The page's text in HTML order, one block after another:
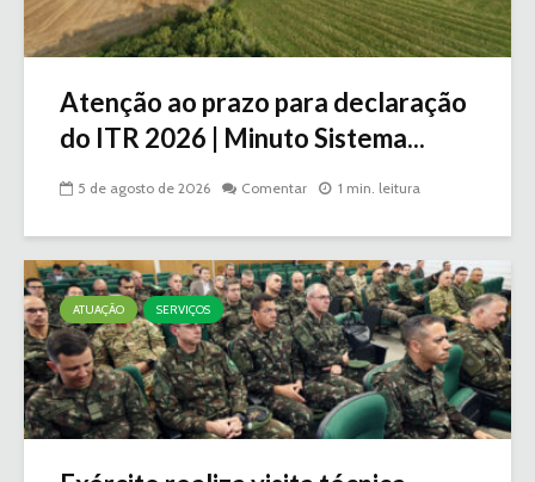
Atenção ao prazo para declaração
do ITR 2026 | Minuto Sistema...
5 de agosto de 2026 Comentar 1 min. leitura
ATUAÇÃO SERVIÇOS